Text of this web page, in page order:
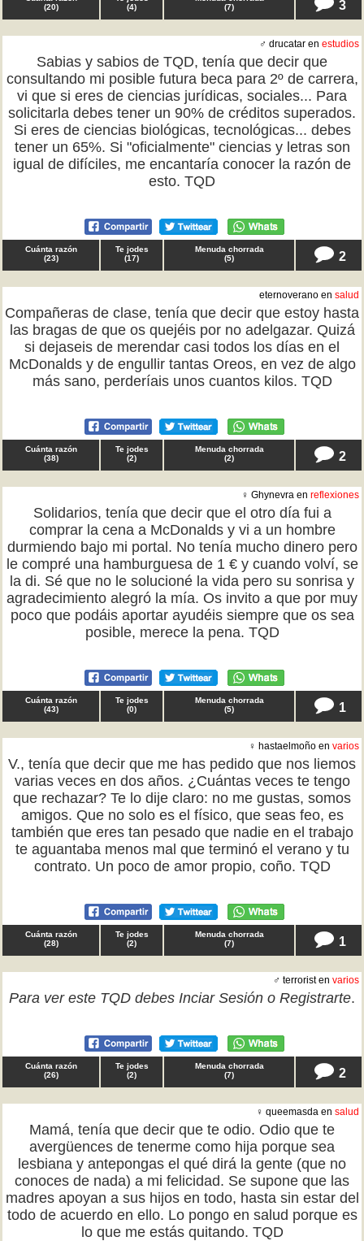
(20)
(4)
(7) 3
♂ drucatar en estudios
Sabias y sabios de TQD, tenía que decir que
consultando mi posible futura beca para 2º de carrera,
vi que si eres de ciencias jurídicas, sociales... Para
solicitarla debes tener un 90% de créditos superados.
Si eres de ciencias biológicas, tecnológicas... debes
tener un 65%. Si "oficialmente" ciencias y letras son
igual de difíciles, me encantaría conocer la razón de
esto. TQD
Cuánta razón
(23)
Te jodes
(17)
Menuda chorrada
(5) 2
eternoverano en salud
Compañeras de clase, tenía que decir que estoy hasta
las bragas de que os quejéis por no adelgazar. Quizá
si dejaseis de merendar casi todos los días en el
McDonalds y de engullir tantas Oreos, en vez de algo
más sano, perderíais unos cuantos kilos. TQD
Cuánta razón
(38)
Te jodes
(2)
Menuda chorrada
(2) 2
♀ Ghynevra en reflexiones
Solidarios, tenía que decir que el otro día fui a
comprar la cena a McDonalds y vi a un hombre
durmiendo bajo mi portal. No tenía mucho dinero pero
le compré una hamburguesa de 1 € y cuando volví, se
la di. Sé que no le solucioné la vida pero su sonrisa y
agradecimiento alegró la mía. Os invito a que por muy
poco que podáis aportar ayudéis siempre que os sea
posible, merece la pena. TQD
Cuánta razón
(43)
Te jodes
(0)
Menuda chorrada
(5) 1
♀ hastaelmoño en varios
V., tenía que decir que me has pedido que nos liemos
varias veces en dos años. ¿Cuántas veces te tengo
que rechazar? Te lo dije claro: no me gustas, somos
amigos. Que no solo es el físico, que seas feo, es
también que eres tan pesado que nadie en el trabajo
te aguantaba menos mal que terminó el verano y tu
contrato. Un poco de amor propio, coño. TQD
Cuánta razón
(28)
Te jodes
(2)
Menuda chorrada
(7) 1
♂ terrorist en varios
Para ver este TQD debes Inciar Sesión o Registrarte.
Cuánta razón
(26)
Te jodes
(2)
Menuda chorrada
(7) 2
♀ queemasda en salud
Mamá, tenía que decir que te odio. Odio que te
avergüences de tenerme como hija porque sea
lesbiana y antepongas el qué dirá la gente (que no
conoces de nada) a mi felicidad. Se supone que las
madres apoyan a sus hijos en todo, hasta sin estar del
todo de acuerdo en ello. Lo pongo en salud porque es
lo que me estás quitando. TQD